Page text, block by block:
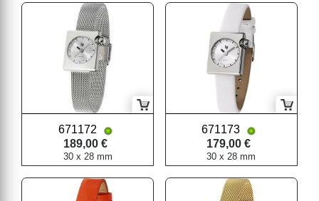
671172
189,00 €
30 x 28 mm
671173
179,00 €
30 x 28 mm